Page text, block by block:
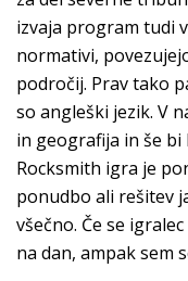
izvaja program tudi
normativi,
področij. Prav tako
so angleški jezik. V
in geografija in še bi
Rocksmith igra je
ponudbo ali rešitev
všečno. Če se
na dan, ampak sem